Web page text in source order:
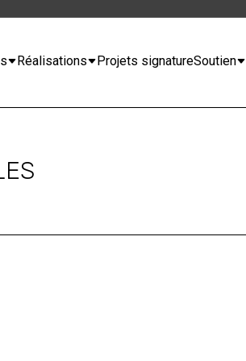
Réalisations Projets signatureSoutien